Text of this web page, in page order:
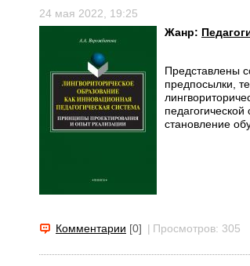
24 мая 2022, 19:25
Жанр:
Представлены
предпосылки,
становление
Комментарии [0] | Просмотров: 305